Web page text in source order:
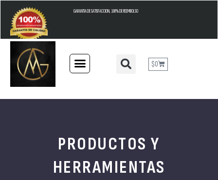
GARANTIA DE SATISFACCION, 100% DE REEMBOLSO
$0
PRODUCTOS Y
HERRAMIENTAS